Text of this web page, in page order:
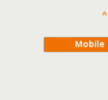
Mobile